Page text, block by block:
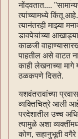
नोंदवतात....
त्यांच्यामध्ये किंतू
त्यानंतरही माझ्या
डावपेचांच्या
काळजी
पाहतील असे वाटत
काही लेखनाच्या मागे
ठळकपणे दिसते.
यशवंतरावांच्या
व्यक्तिचित्रे आली
परदेशातील उच्च
त्यामुळे अशा
कोण, सहानुभूती वगैरे